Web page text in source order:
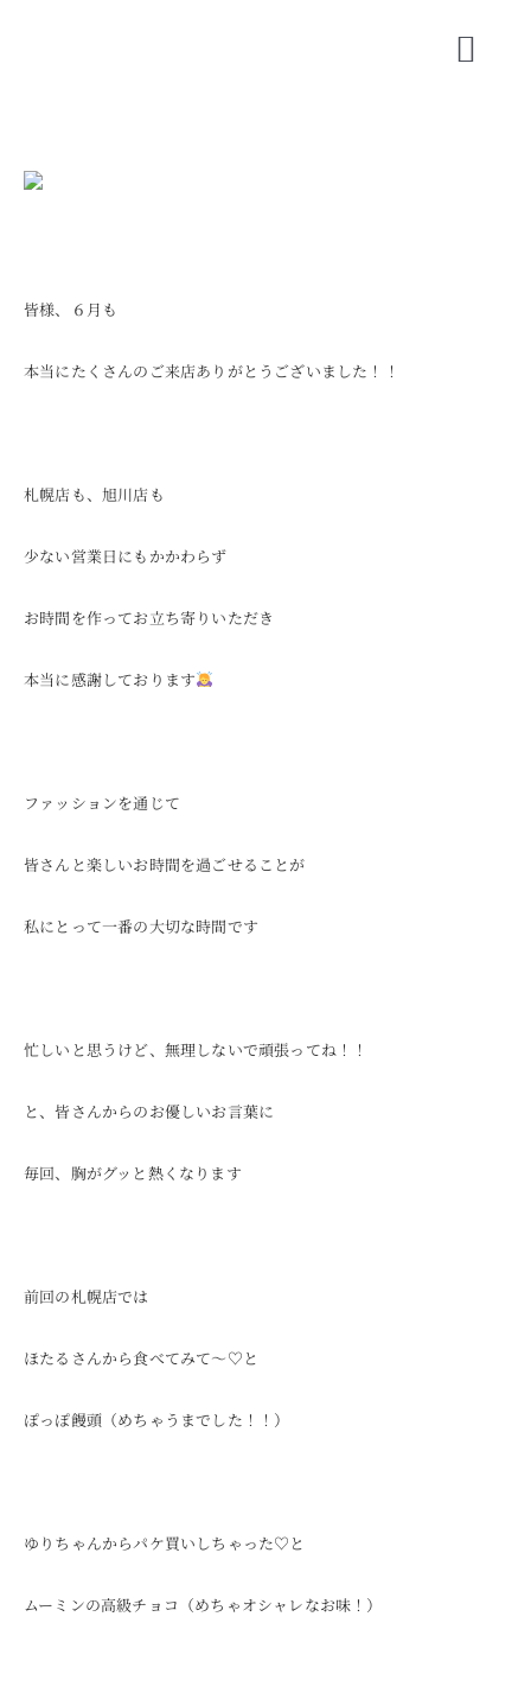
SHOP INFO
CONTACT
ONLINE SHOP
皆様、６月も
本当にたくさんのご来店ありがとうございました！！
札幌店も、旭川店も
少ない営業日にもかかわらず
お時間を作ってお立ち寄りいただき
本当に感謝しております
ファッションを通じて
皆さんと楽しいお時間を過ごせることが
私にとって一番の大切な時間です
忙しいと思うけど、無理しないで頑張ってね！！
と、皆さんからのお優しいお言葉に
毎回、胸がグッと熱くなります
前回の札幌店では
ほたるさんから食べてみて〜♡と
ぽっぽ饅頭（めちゃうまでした！！）
ゆりちゃんからパケ買いしちゃった♡と
ムーミンの高級チョコ（めちゃオシャレなお味！）